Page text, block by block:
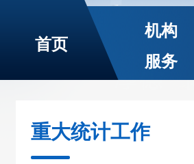
首页
机构
服务
重大统计工作